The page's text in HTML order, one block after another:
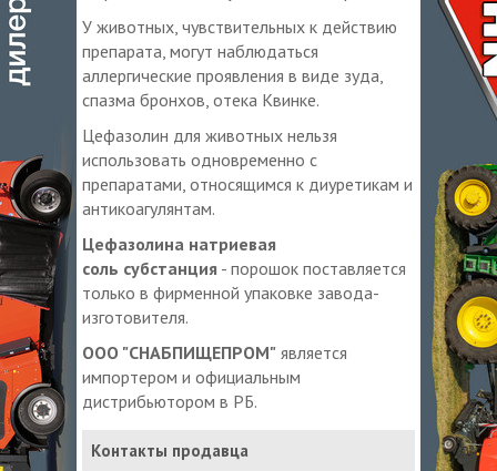
У животных, чувствительных к действию
препарата, могут наблюдаться
аллергические проявления в виде зуда,
спазма бронхов, отека Квинке.
Цефазолин для животных нельзя
использовать одновременно с
препаратами, относящимся к диуретикам и
антикоагулянтам.
Цефазолина натриевая
соль субстанция - порошок поставляется
только в фирменной упаковке завода-
изготовителя.
ООО "СНАБПИЩЕПРОМ" является
импортером и официальным
дистрибьютором в РБ.
Контакты продавца